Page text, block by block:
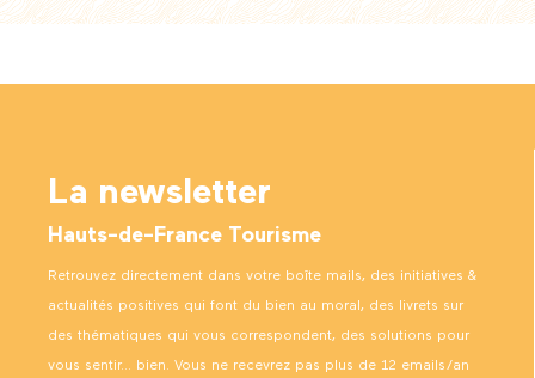
La newsletter
Hauts-de-France Tourisme
Retrouvez directement dans votre boîte mails, des initiatives &
actualités positives qui font du bien au moral, des livrets sur
des thématiques qui vous correspondent, des solutions pour
vous sentir… bien. Vous ne recevrez pas plus de 12 emails/an